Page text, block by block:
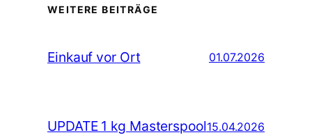
WEITERE BEITRÄGE
Einkauf vor Ort 01.07.2026
UPDATE 1 kg Masterspool15.04.2026